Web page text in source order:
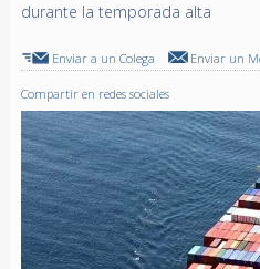
durante la temporada alta
Enviar a un Colega Enviar un
Compartir en redes sociales